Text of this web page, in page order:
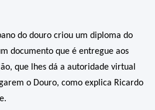
do douro criou um diploma do
documento que é entregue aos
que lhes dá a autoridade virtual
o Douro, como explica Ricardo